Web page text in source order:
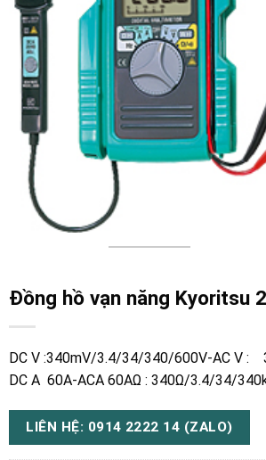
Đồng hồ vạn năng Kyoritsu
DC V :340mV/3.4/34/340/600V-AC V
DC A 60A-ACA 60AΩ : 340Ω/3.4/34/
LIÊN HỆ: 0914 2222 14 (ZALO)